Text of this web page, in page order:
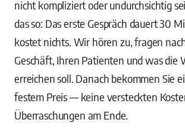
nicht kompliziert oder undurchsichtig
das so: Das erste Gespräch dauert 30
kostet nichts. Wir hören zu, fragen
Geschäft, Ihren Patienten und was die
erreichen soll. Danach bekommen Sie
festem Preis — keine versteckten
Überraschungen am Ende.